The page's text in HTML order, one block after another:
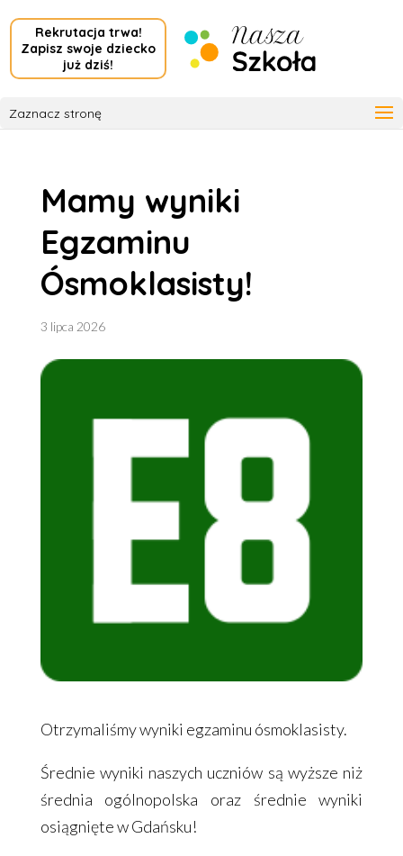
Rekrutacja trwa!
Zapisz swoje dziecko
już dziś!
Zaznacz stronę
Mamy wyniki
Egzaminu
Ósmoklasisty!
3 lipca 2026
Otrzymaliśmy wyniki egzaminu ósmoklasisty.
Średnie wyniki naszych uczniów są wyższe niż
średnia ogólnopolska oraz średnie wyniki
osiągnięte w Gdańsku!